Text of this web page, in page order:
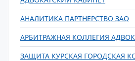
АНАЛИТИКА ПАРТНЕРСТВО ЗАО
АРБИТРАЖНАЯ КОЛЛЕГИЯ
ЗАЩИТА КУРСКАЯ ГОРОДСКАЯ